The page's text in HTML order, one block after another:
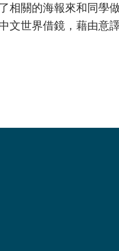
相關的海報來和同學
世界借鏡，藉由意